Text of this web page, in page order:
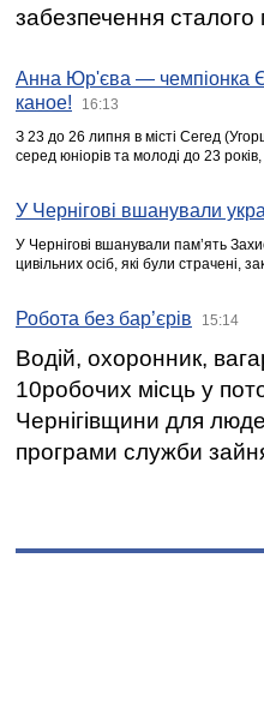
забезпечення сталого
Анна Юр'єва — чемпіонка
каное!
16:13
З 23 до 26 липня в місті Сегед
серед юніорів та молоді до 23
У Чернігові вшанували
У Чернігові вшанували пам’ять
цивільних осіб, які були страчені,
Робота без бар’єрів 15:14
Водій, охоронник,
10робочих місць у
Чернігівщини для
програми служби